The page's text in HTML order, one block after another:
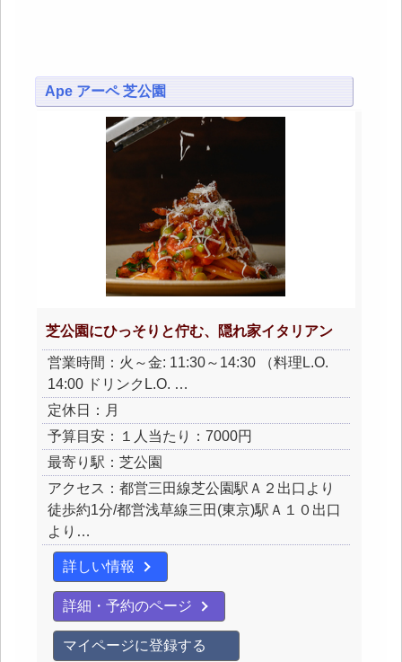
Ape アーペ 芝公園
芝公園にひっそりと佇む、隠れ家イタリアン
営業時間：火～金: 11:30～14:30 （料理L.O.
14:00 ドリンクL.O. …
定休日：月
予算目安：１人当たり：7000円
最寄り駅：芝公園
アクセス：都営三田線芝公園駅Ａ２出口より
徒歩約1分/都営浅草線三田(東京)駅Ａ１０出口
より…
詳しい情報
詳細・予約のページ
マイページに登録する